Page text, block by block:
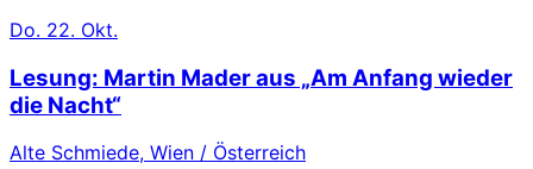
Do. 22. Okt.
Lesung: Martin Mader aus „Am Anfang wieder
die Nacht“
Alte Schmiede, Wien / Österreich